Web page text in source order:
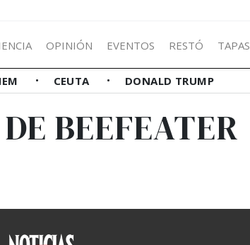
OPINIÓN EVENTOS RESTÓ TAPAS
CEUTA DONALD TRUMP
BEEFEATER